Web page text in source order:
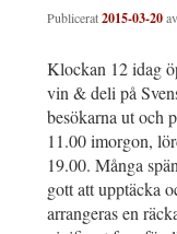
Publicerat2015-03-20av
Klockan 12 idag
vin & deli på
besökarna ut och
11.00 imorgon,
19.00. Många
gott att upptäcka
arrangeras en